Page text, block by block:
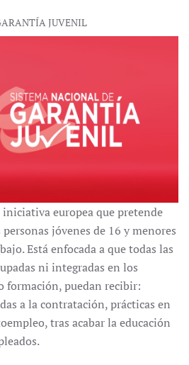
JUVENIL
europea que pretende
jóvenes de 16 y menores
Está enfocada a que todas las
ni integradas en los
formación, puedan recibir:
a la contratación, prácticas en
tras acabar la educación